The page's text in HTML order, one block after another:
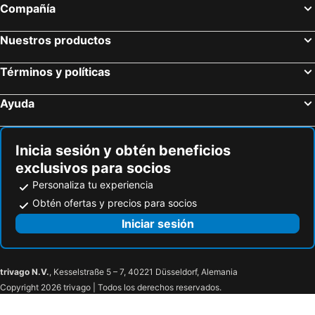
Compañía
Nuestros productos
Términos y políticas
Ayuda
Inicia sesión y obtén beneficios
exclusivos para socios
Personaliza tu experiencia
Obtén ofertas y precios para socios
Iniciar sesión
trivago N.V., Kesselstraße 5 – 7, 40221 Düsseldorf, Alemania
Copyright 2026 trivago | Todos los derechos reservados.